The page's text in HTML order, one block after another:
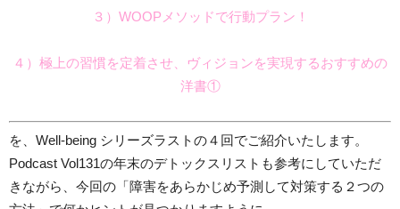
３）WOOPメソッドで行動プラン！
４）極上の習慣を定着させ、ヴィジョンを実現するおすすめの
洋書①
を、Well-being シリーズラストの４回でご紹介いたします。
Podcast Vol131の年末のデトックスリストも参考にしていただ
きながら、今回の「障害をあらかじめ予測して対策する２つの